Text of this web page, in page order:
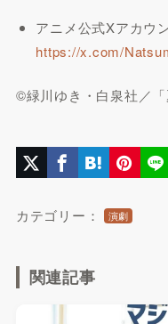
アニメ公式Xアカウ
https://x.com/
©緑川ゆき・白泉社／
カテゴリー： 演劇
関連記事